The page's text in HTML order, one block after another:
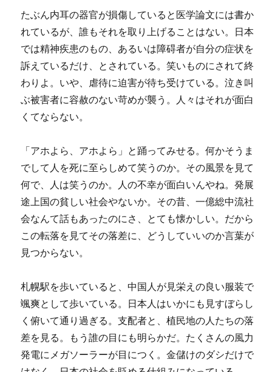
たぶん内耳の器官が損傷していると医学論文には書か
れているが、誰もそれを取り上げることはない。日本
では精神疾患のもの、あるいは障碍者が自分の症状を
訴えているだけ、とされている。笑いものにされて終
わりよ。いや、虐待に迫害が待ち受けている。泣き叫
ぶ被害者に容赦のない苛めが襲う。人々はそれが面白
くてならない。
「アホよら、アホよら」と踊ってみせる。何かそうま
でして人を死に至らしめて笑うのか。その風景を見て
何で、人は笑うのか。人の不幸が面白いんやね。発展
途上国の貧しい社会やないか。その昔、一億総中流社
会なんて話もあったのにさ、とても懐かしい。だから
この転落を見てその落差に、どうしていいのか言葉が
見つからない。
札幌駅を歩いていると、中国人が見栄えの良い服装で
颯爽として歩いている。日本人はいかにも見すぼらし
く俯いて通り過ぎる。支配者と、植民地の人たちの落
差を見る。もう誰の目にも明らかだ。たくさんの風力
発電にメガソーラーが目につく。金儲けのダシだけで